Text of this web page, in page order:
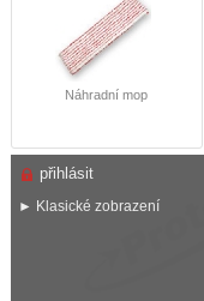
Náhradní mop